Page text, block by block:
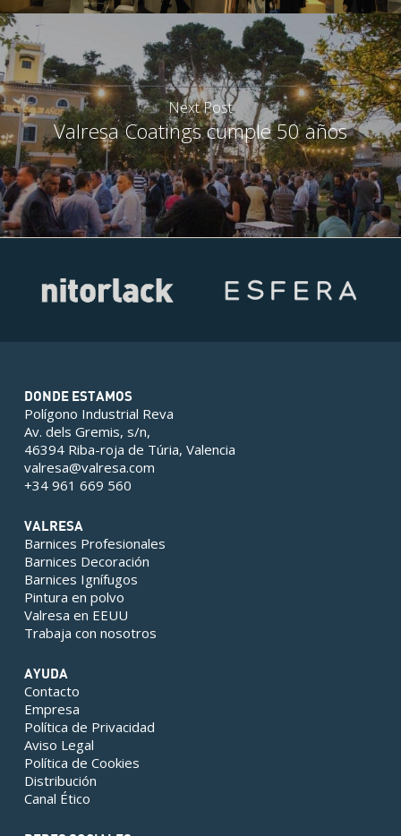
Next Post
Valresa Coatings cumple 50 años
DONDE ESTAMOS
Polígono Industrial Reva
Av. dels Gremis, s/n,
46394 Riba-roja de Túria, Valencia
valresa@valresa.com
+34 961 669 560
VALRESA
Barnices Profesionales
Barnices Decoración
Barnices Ignífugos
Pintura en polvo
Valresa en EEUU
Trabaja con nosotros
AYUDA
Contacto
Empresa
Política de Privacidad
Aviso Legal
Política de Cookies
Distribución
Canal Ético